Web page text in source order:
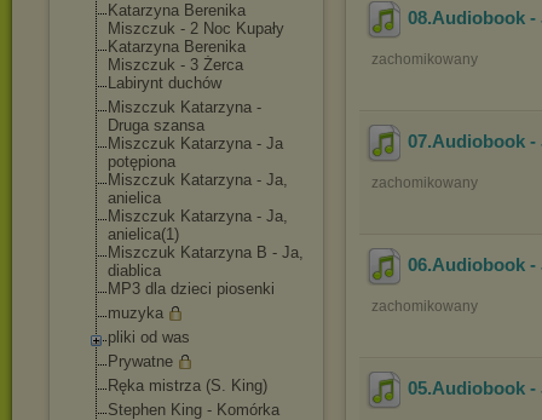
Katarzyna Berenika
Miszczuk - 2 Noc Kupały
Katarzyna Berenika
Miszczuk - 3 Żerca
Labirynt duchów
Miszczuk Katarzyna -
Druga szansa
Miszczuk Katarzyna - Ja
potępiona
Miszczuk Katarzyna - Ja,
anielica
Miszczuk Katarzyna - Ja,
anielica(1)
Miszczuk Katarzyna B - Ja,
diablica
MP3 dla dzieci piosenki
muzyka
pliki od was
Prywatne
Ręka mistrza (S. King)
Stephen King - Komórka
08.Audiobook -
zachomikowany
07.Audiobook -
zachomikowany
06.Audiobook -
zachomikowany
05.Audiobook -